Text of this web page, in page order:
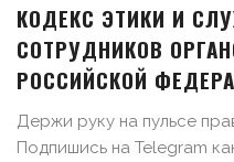
КОДЕКС ЭТИКИ И
СОТРУДНИКОВ
РОССИЙСКОЙ
Держи руку на пульсе
Подпишись на Telegram